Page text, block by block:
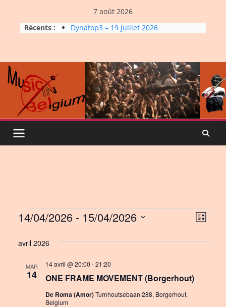
content
7 août 2026
Récents :
Dynatop3 – 19 juillet 2026
Dynatop3 – 26 juillet 2026
La Carrière #7: Roche, Tigre et
Bashing
Events
V
w
s
E
L
s
14/04/2026 - 15/04/2026
e
avril 2026
MAR
14 ONE FRAME MOVEMENT (Borgerhout)
14 avril @ 20:00 -21:20
De Roma (Amor)Turnhoutsebaan 288, Borgerhout,
Belgium